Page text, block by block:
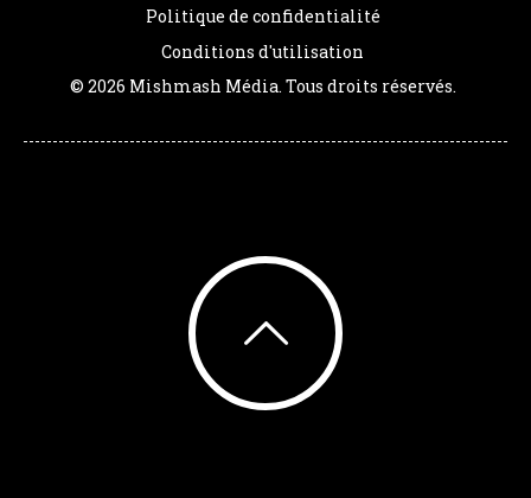
Politique de confidentialité
Conditions d'utilisation
© 2026 Mishmash Média. Tous droits réservés.